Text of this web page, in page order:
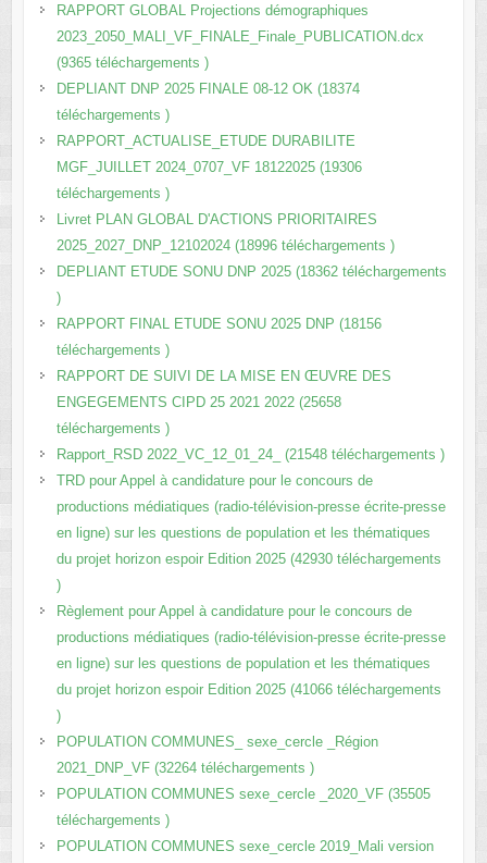
RAPPORT GLOBAL Projections démographiques
2023_2050_MALI_VF_FINALE_Finale_PUBLICATION.dcx
(9365 téléchargements )
DEPLIANT DNP 2025 FINALE 08-12 OK (18374
téléchargements )
RAPPORT_ACTUALISE_ETUDE DURABILITE
MGF_JUILLET 2024_0707_VF 18122025 (19306
téléchargements )
Livret PLAN GLOBAL D'ACTIONS PRIORITAIRES
2025_2027_DNP_12102024 (18996 téléchargements )
DEPLIANT ETUDE SONU DNP 2025 (18362 téléchargements
)
RAPPORT FINAL ETUDE SONU 2025 DNP (18156
téléchargements )
RAPPORT DE SUIVI DE LA MISE EN ŒUVRE DES
ENGEGEMENTS CIPD 25 2021 2022 (25658
téléchargements )
Rapport_RSD 2022_VC_12_01_24_ (21548 téléchargements )
TRD pour Appel à candidature pour le concours de
productions médiatiques (radio-télévision-presse écrite-presse
en ligne) sur les questions de population et les thématiques
du projet horizon espoir Edition 2025 (42930 téléchargements
)
Règlement pour Appel à candidature pour le concours de
productions médiatiques (radio-télévision-presse écrite-presse
en ligne) sur les questions de population et les thématiques
du projet horizon espoir Edition 2025 (41066 téléchargements
)
POPULATION COMMUNES_ sexe_cercle _Région
2021_DNP_VF (32264 téléchargements )
POPULATION COMMUNES sexe_cercle _2020_VF (35505
téléchargements )
POPULATION COMMUNES sexe_cercle 2019_Mali version